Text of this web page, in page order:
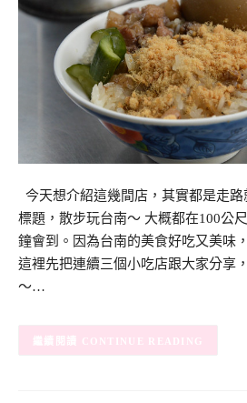
今天想介紹這幾間店，其實都是走
標題，散步玩台南～ 大概都在100公
鐘會到。因為台南的美食好吃又美味
這裡先把連續三個小吃店跟大家分享
～…
CONTINUE READING